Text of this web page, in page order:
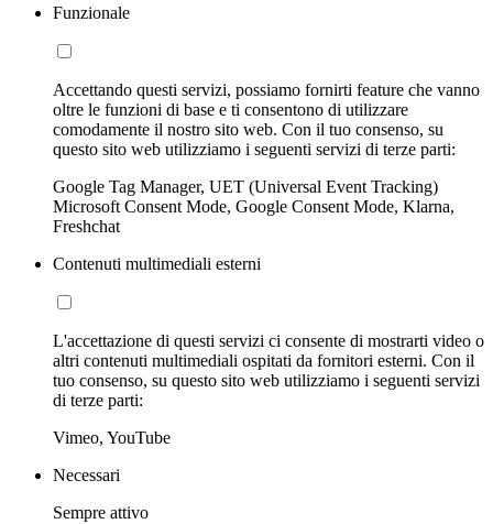
Funzionale
Accettando questi servizi, possiamo fornirti feature che vanno
oltre le funzioni di base e ti consentono di utilizzare
comodamente il nostro sito web. Con il tuo consenso, su
questo sito web utilizziamo i seguenti servizi di terze parti:
Google Tag Manager, UET (Universal Event Tracking)
Microsoft Consent Mode, Google Consent Mode, Klarna,
Freshchat
Contenuti multimediali esterni
L'accettazione di questi servizi ci consente di mostrarti video o
altri contenuti multimediali ospitati da fornitori esterni. Con il
tuo consenso, su questo sito web utilizziamo i seguenti servizi
di terze parti:
Vimeo, YouTube
Necessari
Sempre attivo